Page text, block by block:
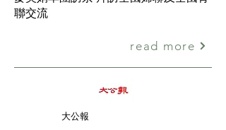
聯交流
read more
大公報